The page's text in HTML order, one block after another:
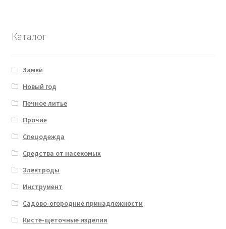
Скидки
Каталог
Замки
Новый год
Печное литье
Прочие
Спецодежда
Средства от насекомых
Электроды
Инструмент
Садово-огородние принадлежности
Кисте-щеточные изделия